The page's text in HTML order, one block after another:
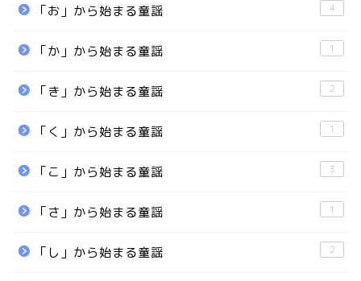
「お」から始まる童謡 4
「か」から始まる童謡 1
「き」から始まる童謡 2
「く」から始まる童謡 1
「こ」から始まる童謡 3
「さ」から始まる童謡 1
「し」から始まる童謡 2